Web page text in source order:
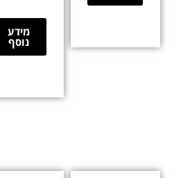
מידע
נוסף